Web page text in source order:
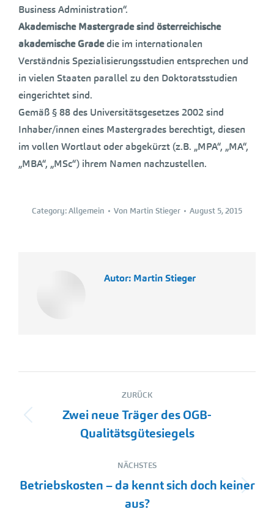
Business Administration“.
Akademische Mastergrade sind österreichische
akademische Gradedie im internationalen
Verständnis Spezialisierungsstudien entsprechen und
in vielen Staaten parallel zu den Doktoratsstudien
eingerichtet sind.
Gemäß § 88 des Universitätsgesetzes 2002 sind
Inhaber/innen eines Mastergrades berechtigt, diesen
im vollen Wortlaut oder abgekürzt (z.B. „MPA“, „MA“,
„MBA“, „MSc“) ihrem Namen nachzustellen.
Category:Allgemein Von Martin Stieger August 5, 2015
Autor: Martin Stieger
Kommentarnavigation
ZURÜCK
Vorheriger
Beitrag:
Zwei neue Träger des OGB-
Qualitätsgütesiegels
NÄCHSTES
Nächster
Beitrag:
Betriebskosten – da kennt sich doch keiner
aus?